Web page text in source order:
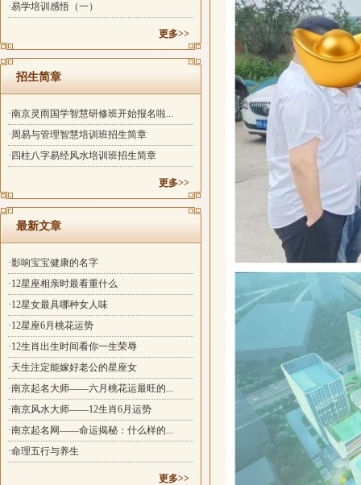
·易学培训感悟（一）
更多>>
招生简章
·南京灵雨国学智慧研修班开始报名啦...
·周易与管理智慧培训班招生简章
·四柱八字易经风水培训班招生简章
更多>>
最新文章
·影响宝宝健康的名字
·12星座相亲时最看重什么
·12星女最具哪种女人味
·12星座6月桃花运势
·12生肖出生时间看你一生荣辱
·天生注定能嫁好老公的星座女
·南京起名大师——六月桃花运最旺的...
·南京风水大师——12生肖6月运势
·南京起名网——命运揭秘：什么样的...
·命理五行与养生
更多>>